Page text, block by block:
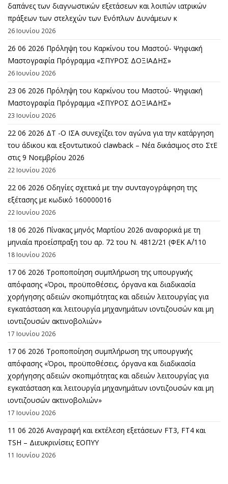
δαπάνες των διαγνωστικών εξετάσεων και λοιπών ιατρικών
πράξεων των στελεχών των Ενόπλων Δυνάμεων κ
26 Ιουνίου 2026
26 06 2026 Πρόληψη του Καρκίνου του Μαστού- Ψηφιακή
Μαστογραφία Πρόγραμμα «ΣΠΥΡΟΣ ΔΟΞΙΑΔΗΣ»
26 Ιουνίου 2026
23 06 2026 Πρόληψη του Καρκίνου του Μαστού- Ψηφιακή
Μαστογραφία Πρόγραμμα «ΣΠΥΡΟΣ ΔΟΞΙΑΔΗΣ»
23 Ιουνίου 2026
22 06 2026 ΔΤ -Ο ΙΣΑ συνεχίζει τον αγώνα για την κατάργηση
του άδικου και εξοντωτικού clawback – Νέα δικάσιμος στο ΣτΕ
στις 9 Νοεμβρίου 2026
22 Ιουνίου 2026
22 06 2026 Οδηγίες σχετικά με την συνταγογράφηση της
εξέτασης με κωδικό 160000016
22 Ιουνίου 2026
18 06 2026 Πίνακας μηνός Μαρτίου 2026 αναφορικά με τη
μηνιαία προείσπραξη του αρ. 72 του Ν. 4812/21 (ΦΕΚ Α΄/110
18 Ιουνίου 2026
17 06 2026 Τροποποίηση συμπλήρωση της υπουργικής
απόφασης «Όροι, προϋποθέσεις, όργανα και διαδικασία
χορήγησης αδειών σκοπιμότητας και αδειών λειτουργίας για
εγκατάσταση και λειτουργία μηχανημάτων ιοντιζουσών και μη
ιοντιζουσών ακτινοβολιών»
17 Ιουνίου 2026
17 06 2026 Τροποποίηση συμπλήρωση της υπουργικής
απόφασης «Όροι, προϋποθέσεις, όργανα και διαδικασία
χορήγησης αδειών σκοπιμότητας και αδειών λειτουργίας για
εγκατάσταση και λειτουργία μηχανημάτων ιοντιζουσών και μη
ιοντιζουσών ακτινοβολιών»
17 Ιουνίου 2026
11 06 2026 Αναγραφή και εκτέλεση εξετάσεων FT3, FT4 και
TSH – Διευκρινίσεις ΕΟΠΥΥ
11 Ιουνίου 2026